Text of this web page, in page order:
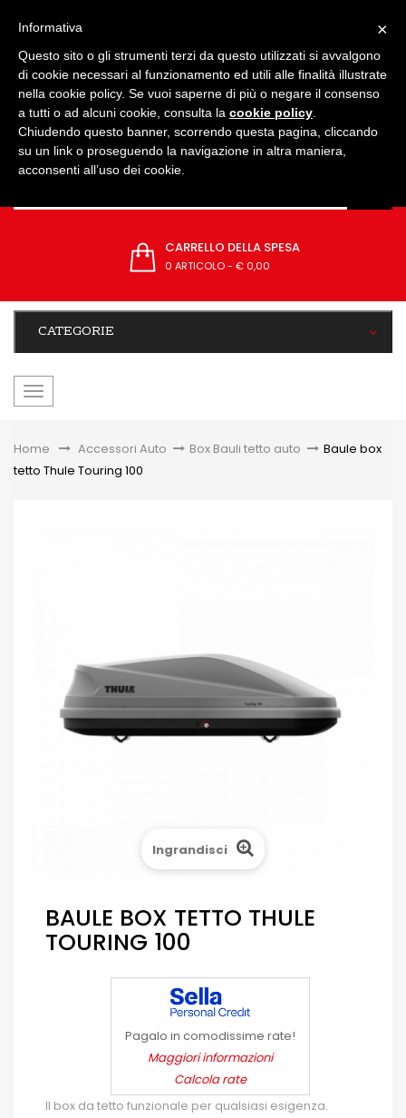
CARRELLO DELLA SPESA
0 ARTICOLO- € 0,00
CATEGORIE
navigazione
Home &gt;Accessori Auto > Box Bauli tetto auto > Baule box
tetto Thule Touring 100
Ingrandisci
BAULE BOX TETTO THULE
TOURING 100
Pagalo in comodissime rate!
Maggiori informazioni
Calcola rate
Il box da tetto funzionale per qualsiasi esigenza.
×
Informativa
Questo sito o gli strumenti terzi da questo utilizzati si avvalgono
di cookie necessari al funzionamento ed utili alle finalità illustrate
nella cookie policy. Se vuoi saperne di più o negare il consenso
a tutti o ad alcuni cookie, consulta la cookie policy
Chiudendo questo banner, scorrendo questa pagina, cliccando
su un link o proseguendo la navigazione in altra maniera,
acconsenti all’uso dei cookie.